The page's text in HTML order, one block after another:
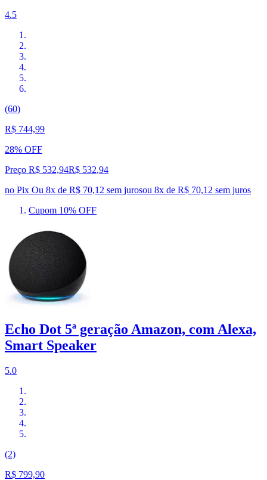
4.5
(60)
R$ 744,99
28% OFF
Preço R$ 532,94R$ 532,94
no Pix Ou 8x de R$ 70,12 sem jurosou 8x de R$ 70,12 sem juros
Cupom 10% OFF
Echo Dot 5ª geração Amazon, com Alexa,
Smart Speaker
5.0
(2)
R$ 799,90